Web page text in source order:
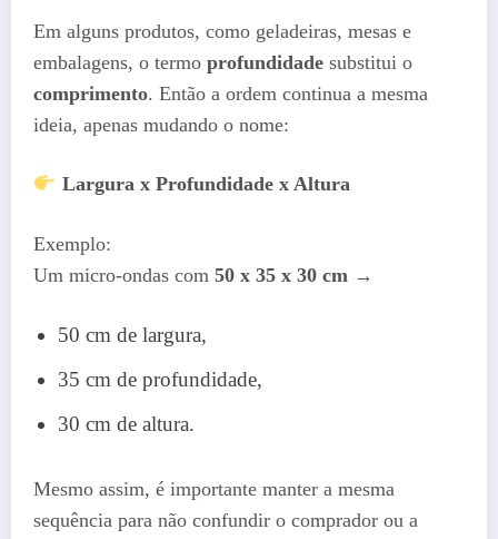
Em alguns produtos, como geladeiras, mesas e
embalagens, o termo profundidade substitui o
comprimento. Então a ordem continua a mesma
ideia, apenas mudando o nome:
Largura x Profundidade x Altura
Exemplo:
Um micro-ondas com 50 x 35 x 30 cm →
50 cm de largura,
35 cm de profundidade,
30 cm de altura.
Mesmo assim, é importante manter a mesma
sequência para não confundir o comprador ou a